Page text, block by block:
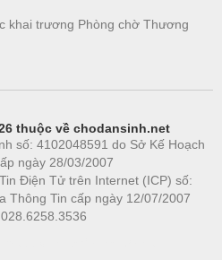
khai trương Phòng chờ Thương
thuộc về chodansinh.net
số: 4102048591 do Sở Kế Hoạch
ngày 28/03/2007
Điện Tử trên Internet (ICP) số:
Thông Tin cấp ngày 12/07/2007